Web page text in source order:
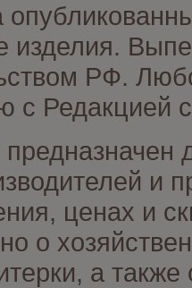
изделия.
РФ.
с Редакцией
и
ценах и
о
а